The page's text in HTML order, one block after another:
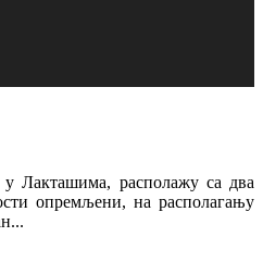
Лакташима, располажу са два
опремљени, на располагању